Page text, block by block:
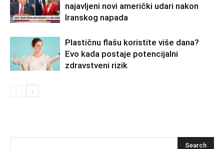
najavljeni novi američki udari nakon
Iranskog napada
Plastičnu flašu koristite više dana?
Evo kada postaje potencijalni
zdravstveni rizik